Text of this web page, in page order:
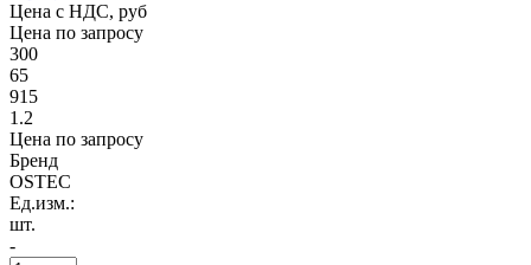
Цена с НДС, руб
Цена по запросу
300
65
915
1.2
Цена по запросу
Бренд
OSTEC
Ед.изм.:
шт.
-